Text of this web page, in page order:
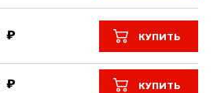
КУПИТЬ
КУПИТЬ